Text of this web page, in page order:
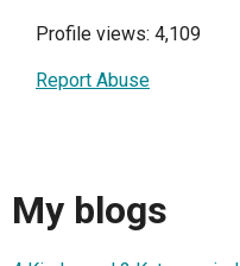
Profile views: 4,109
Report Abuse
My blogs